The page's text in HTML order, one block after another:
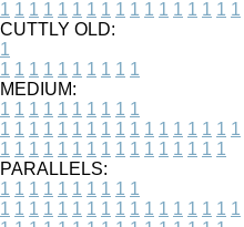
1 1 1 1 1 1 1 1 1 1 1 1 1 1 1 1 1
CUTTLY OLD:
1
1 1 1 1 1 1 1 1 1 1
MEDIUM:
1 1 1 1 1 1 1 1 1 1
1 1 1 1 1 1 1 1 1 1 1 1 1 1 1 1 1
1 1 1 1 1 1 1 1 1 1 1 1 1 1 1 1
PARALLELS:
1 1 1 1 1 1 1 1 1 1
1 1 1 1 1 1 1 1 1 1 1 1 1 1 1 1 1